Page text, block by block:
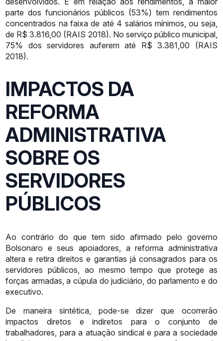
parte dos funcionários públicos (53%) tem rendimentos
concentrados na faixa de até 4 salários mínimos, ou seja,
de R$ 3.816,00 (RAIS 2018). No serviço público municipal,
75%
dos servidores auferem até R$ 3.381,00
(RAIS
2018).
IMPACTOS DA
REFORMA
ADMINISTRATIVA
SOBRE OS
SERVIDORES
PÚBLICOS
Ao contrário do que tem sido afirmado pelo governo
Bolsonaro e seus apoiadores, a reforma administrativa
altera e retira direitos e garantias já consagrados para os
servidores públicos, ao mesmo tempo que protege as
forças armadas, a cúpula do judiciário, do parlamento e do
executivo.
De maneira sintética, pode-se dizer que ocorrerão
impactos diretos e
indiretos para o conjunto
de
trabalhadores, para a atuação sindical e para a sociedade